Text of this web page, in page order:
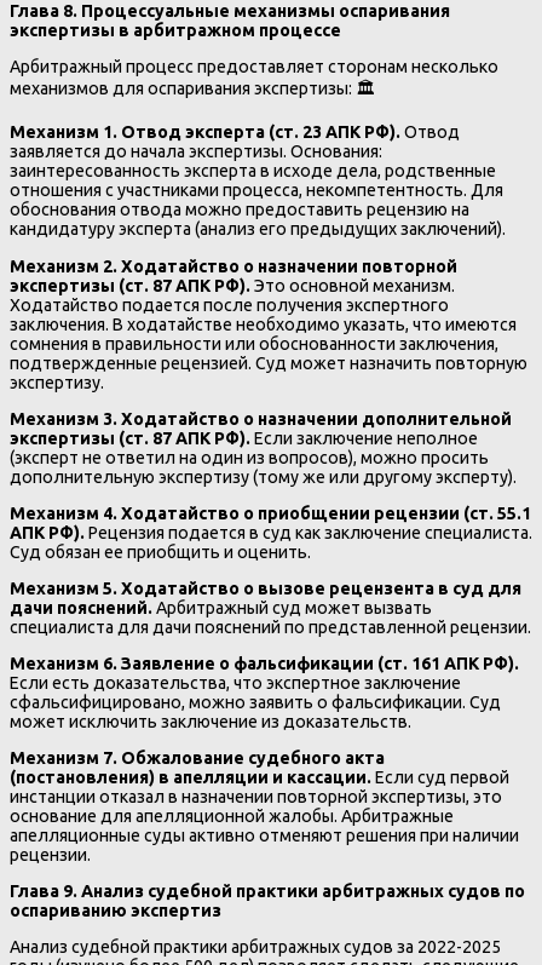
Глава 8. Процессуальные механизмы оспаривания
экспертизы в арбитражном процессе
Арбитражный процесс предоставляет сторонам несколько
механизмов для оспаривания экспертизы: 🏛️
Механизм 1. Отвод эксперта (ст. 23 АПК РФ).Отвод
заявляется до начала экспертизы. Основания:
заинтересованность эксперта в исходе дела, родственные
отношения с участниками процесса, некомпетентность. Для
обоснования отвода можно предоставить рецензию на
кандидатуру эксперта (анализ его предыдущих заключений).
Механизм 2. Ходатайство о назначении повторной
экспертизы (ст. 87 АПК РФ).Это основной механизм.
Ходатайство подается после получения экспертного
заключения. В ходатайстве необходимо указать, что имеются
сомнения в правильности или обоснованности заключения,
подтвержденные рецензией. Суд может назначить повторную
экспертизу.
Механизм 3. Ходатайство о назначении дополнительной
экспертизы (ст. 87 АПК РФ).Если заключение неполное
(эксперт не ответил на один из вопросов), можно просить
дополнительную экспертизу (тому же или другому эксперту).
Механизм 4. Ходатайство о приобщении рецензии (ст. 55.1
АПК РФ).Рецензия подается в суд как заключение специалиста.
Суд обязан ее приобщить и оценить.
Механизм 5. Ходатайство о вызове рецензента в суд для
дачи пояснений.Арбитражный суд может вызвать
специалиста для дачи пояснений по представленной рецензии.
Механизм 6. Заявление о фальсификации (ст. 161 АПК РФ).
Если есть доказательства, что экспертное заключение
сфальсифицировано, можно заявить о фальсификации. Суд
может исключить заключение из доказательств.
Механизм 7. Обжалование судебного акта
(постановления) в апелляции и кассации.Если суд первой
инстанции отказал в назначении повторной экспертизы, это
основание для апелляционной жалобы. Арбитражные
апелляционные суды активно отменяют решения при наличии
рецензии.
Глава 9. Анализ судебной практики арбитражных судов по
оспариванию экспертиз
Анализ судебной практики арбитражных судов за 2022-2025